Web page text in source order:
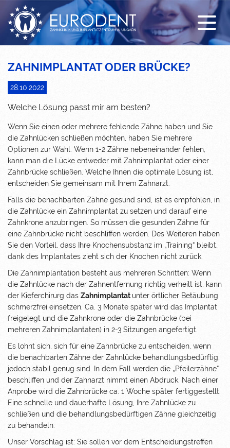
ZAHNIMPLANTAT ODER BRÜCKE?
28.10.2022
Welche Lösung passt mir am besten?
Wenn Sie einen oder mehrere fehlende Zähne haben und Sie
die Zahnlücken schließen möchten, haben Sie mehrere
Optionen zur Wahl. Wenn 1-2 Zähne nebeneinander fehlen,
kann man die Lücke entweder mit Zahnimplantat oder einer
Zahnbrücke schließen. Welche Ihnen die optimale Lösung ist,
entscheiden Sie gemeinsam mit Ihrem Zahnarzt.
Falls die benachbarten Zähne gesund sind, ist es empfohlen, in
die Zahnlücke ein Zahnimplantat zu setzen und darauf eine
Zahnkrone anzubringen. So müssen die gesunden Zähne für
eine Zahnbrücke nicht beschliffen werden. Des Weiteren haben
Sie den Vorteil, dass Ihre Knochensubstanz im „Training“ bleibt,
dank des Implantates zieht sich der Knochen nicht zurück.
Die Zahnimplantation besteht aus mehreren Schritten: Wenn
die Zahnlücke nach der Zahnentfernung richtig verheilt ist, kann
der Kieferchirurg das Zahnimplantat unter örtlicher Betäubung
schmerzfrei einsetzen. Ca. 3 Monate später wird das Implantat
freigelegt und die Zahnkrone oder die Zahnbrücke (bei
mehreren Zahnimplantaten) in 2-3 Sitzungen angefertigt.
Es lohnt sich, sich für eine Zahnbrücke zu entscheiden, wenn
die benachbarten Zähne der Zahnlücke behandlungsbedürftig,
jedoch stabil genug sind. In dem Fall werden die „Pfeilerzähne“
beschliffen und der Zahnarzt nimmt einen Abdruck. Nach einer
Anprobe wird die Zahnbrücke ca. 1 Woche später fertiggestellt.
Eine schnelle und dauerhafte Lösung, Ihre Zahnlücke zu
schließen und die behandlungsbedürftigen Zähne gleichzeitig
zu behandeln.
Unser Vorschlag ist: Sie sollen vor dem Entscheidungstreffen
Sonderangebot
Behandlungen
Zahnimplantat
All-on-4
Zahnprothese
Zahnbrücke
Kombinierter Zahnersatz
Füllung
Mundhygiene
Sedierung
EMS DENTAL Spa
Erstuntersuchung
Kostenloser Abholdienst
Unsere Klinik
Unser Team
News / FAQ
Anreise
Coronavirus und Reiseinfos
Video über die Zahnklinik Ungarn